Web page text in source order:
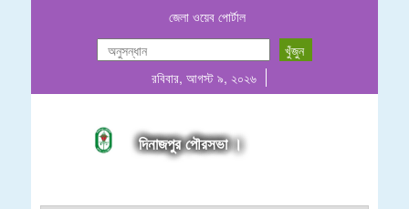
জেলা ওয়েব পোর্টাল
রবিবার, আগস্ট ৯, ২০২৬
দিনাজপুর পৌরসভা ।